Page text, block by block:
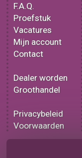
F.A.Q.
Proefstuk
Vacatures
Mijn account
Contact
Dealer worden
Groothandel
Privacybeleid
Voorwaarden